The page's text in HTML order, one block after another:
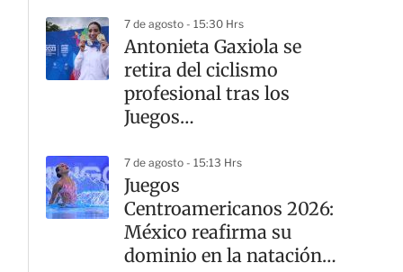
7 de agosto - 15:30 Hrs
Antonieta Gaxiola se
retira del ciclismo
profesional tras los
Juegos
7 de agosto - 15:13 Hrs
Juegos
Centroamericanos 2026:
México reafirma su
dominio en la natación